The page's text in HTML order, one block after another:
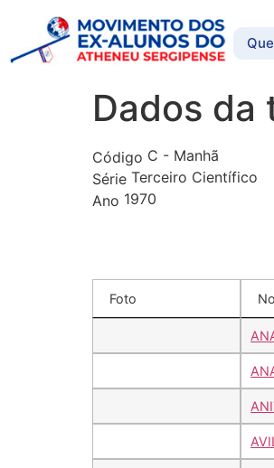
Dados da
Código C - Manhã
Série Terceiro Científico
Ano 1970
Foto